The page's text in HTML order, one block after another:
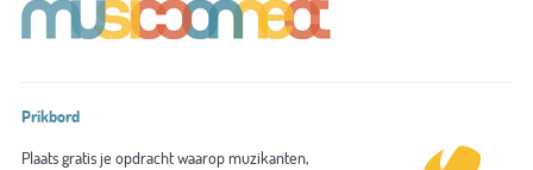
Prikbord
Plaats gratis je opdracht waarop muzikanten,